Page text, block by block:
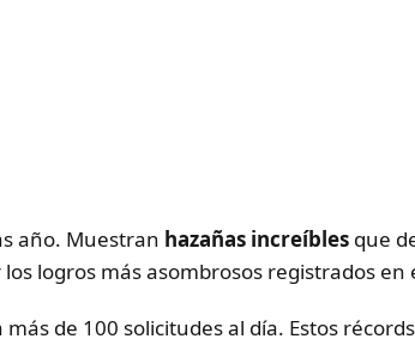
año. Muestran hazañas increíbles que
logros más asombrosos registrados en
más de 100 solicitudes al día. Estos